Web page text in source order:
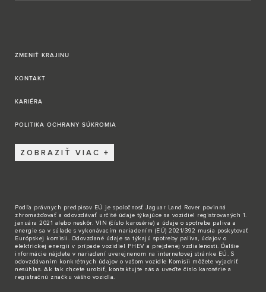
ZMENIŤ KRAJINU
KONTAKT
KARIÉRA
POLITIKA OCHRANY SÚKROMIA
ZOBRAZIŤ VIAC
Podľa právnych predpisov EÚ je spoločnosť Jaguar Land Rover povinná
zhromažďovať a odovzdávať určité údaje týkajúce sa vozidiel registrovaných 1.
januára 2021 alebo neskôr. VIN (číslo karosérie) a údaje o spotrebe paliva a
energie sa v súlade s vykonávacím nariadením (EÚ) 2021/392 musia poskytovať
Európskej komisii. Odovzdané údaje sa týkajú spotreby paliva, údajov o
elektrickej energii v prípade vozidiel PHEV a prejdenej vzdialenosti. Ďalšie
informácie nájdete v nariadení uverejnenom na internetovej stránke EÚ. S
odovzdávaním konkrétnych údajov o vašom vozidle Komisii môžete vyjadriť
nesúhlas. Ak tak chcete urobiť, kontaktujte nás a uveďte číslo karosérie a
registračnú značku vášho vozidla.